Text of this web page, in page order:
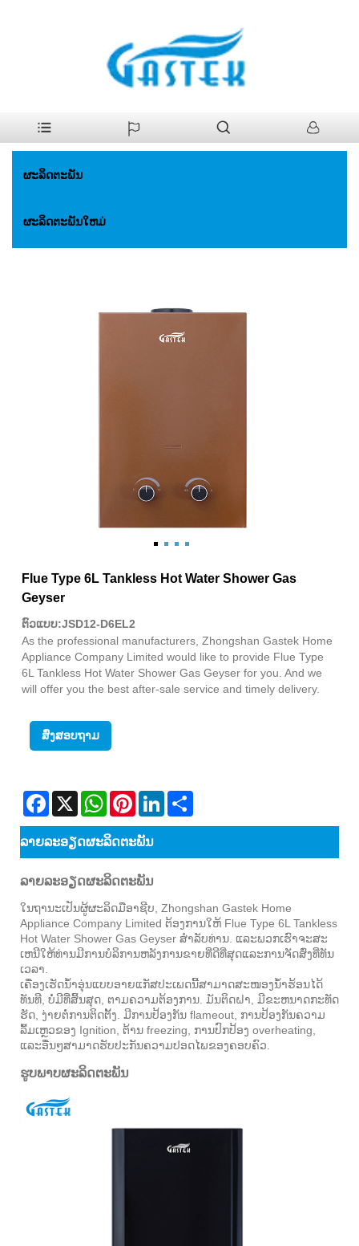
ອຸນຫະພູມທີ່ສະເຫມີພາບທີ່ພັດ
ແຮງ. ເຄື່ອງເຮັດຄວາມຮ້ອນນ້ໍາແກັດ
ຜະລິດຕະພັນ
ຜະລິດຕະພັນໃຫມ່
Flue Type 6L Tankless Hot Water Shower Gas
Geyser
ຕົວແບບ:JSD12-D6EL2
As the professional manufacturers, Zhongshan Gastek Home
Appliance Company Limited would like to provide Flue Type
6L Tankless Hot Water Shower Gas Geyser for you. And we
will offer you the best after-sale service and timely delivery.
ສົ່ງສອບຖາມ
Facebook
X WhatsAppPinterestLinkedIn
ລາຍ​ລະ​ອຽດ​ຜະ​ລິດ​ຕະ​ພັນ
ລາຍ​ລະ​ອຽດ​ຜະ​ລິດ​ຕະ​ພັນ
ໃນຖານະເປັນຜູ້ຜະລິດມືອາຊີບ, Zhongshan Gastek Home
Appliance Company Limited ຕ້ອງການໃຫ້ Flue Type 6L Tankless
Hot Water Shower Gas Geyser ສໍາລັບທ່ານ. ແລະພວກເຮົາຈະສະ
ເຫນີໃຫ້ທ່ານມີການບໍລິການຫລັງການຂາຍທີ່ດີທີ່ສຸດແລະການຈັດສົ່ງທີ່ທັນ
ເວລາ.
ເຄື່ອງເຮັດນ້ຳອຸ່ນແບບອາຍແກັສປະເພດນີ້ສາມາດສະໜອງນ້ຳຮ້ອນໄດ້
ທັນທີ, ບໍ່ມີທີ່ສິ້ນສຸດ, ຕາມຄວາມຕ້ອງການ. ມັນຕິດຝາ, ມີຂະຫນາດກະທັດ
ຮັດ, ງ່າຍຕໍ່ການຕິດຕັ້ງ. ມີການປ້ອງກັນ flameout, ການປ້ອງກັນຄວາມ
ລົ້ມເຫຼວຂອງ Ignition, ຕ້ານ freezing, ການປົກປ້ອງ overheating,
ແລະອື່ນໆສາມາດຮັບປະກັນຄວາມປອດໄພຂອງຄອບຄົວ.
ຮູບພາບຜະລິດຕະພັນ